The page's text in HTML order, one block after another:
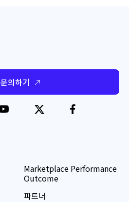
문의하기
Marketplace Performance
Outcome
파트너